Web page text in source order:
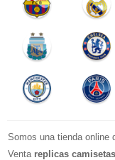
Somos una tienda online
Venta replicas